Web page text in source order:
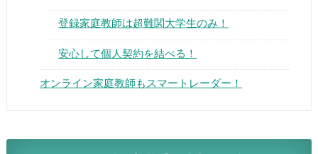
▶
登録家庭教師は超難関大学生のみ！
安心して個人契約を結べる！
オンライン家庭教師もスマートレーダー！